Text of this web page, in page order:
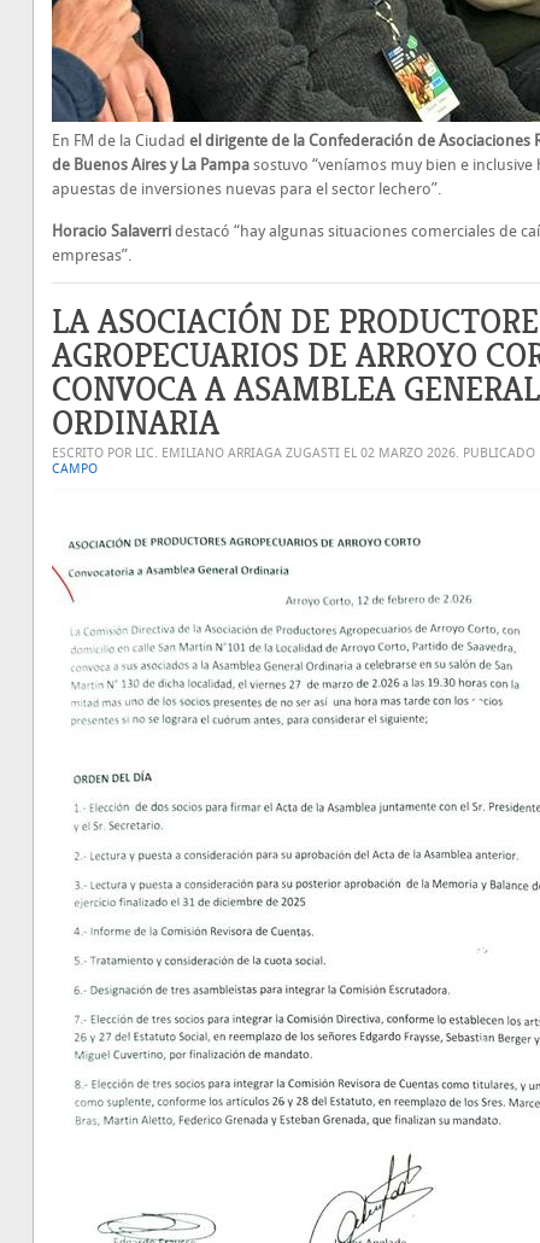
En FM de la Ciudad el dirigente de la Confederación de Asociaciones
de Buenos Aires y La Pampa sostuvo “veníamos muy bien e inclusive
apuestas de inversiones nuevas para el sector lechero”.
Horacio Salaverri destacó “hay algunas situaciones comerciales de
empresas”.
LA ASOCIACIÓN DE
AGROPECUARIOS DE ARROYO
CONVOCA A ASAMBLEA GENERAL
ORDINARIA
ESCRITO POR LIC. EMILIANO ARRIAGA ZUGASTI EL 02 MARZO 2026. PUBLICADO
CAMPO